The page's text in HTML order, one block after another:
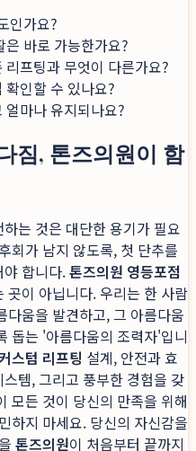
인가요?
바로 가능한가요?
프팅과 무엇이 다른가요?
인할 수 있나요?
마나 유지되나요?
짐, 톤즈의원이 함
는 것은 대단한 용기가 필요
회가 남지 않도록, 첫 단추를
합니다.톤즈의원 영등포점
곳이 아닙니다. 우리는 한 사람
다움을 발견하고, 그 아름다움
돕는 '아름다움의 조력자'입니
스텀 리프팅 설계, 안전과 효
스템, 그리고 풍부한 경험을 갖
모든 것이 당신의 만족을 위해
하지 마세요. 당신의 자신감을
톤즈의원이 처음부터 끝까지